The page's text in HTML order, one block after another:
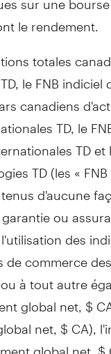
le rendement.
totales
le FNB indiciel
canadiens
TD, le
TD
TD (les «
d'aucune
ou
des
commerce
à tout autre
global net, $
net, $ CA),
global net, $